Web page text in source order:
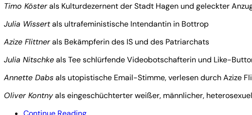
Timo Kösterals Kulturdezernent der Stadt Hagen und geleckter
Julia Wissertals ultrafeministische Intendantin in Bottrop
Azize Flittnerals Bekämpferin des IS und des Patriarchats
Julia Nitschkeals Tee schlürfende Videobotschafterin und Like-
Annette Dabsals utopistische Email-Stimme, verlesen durch Azize
Oliver Kontnyals eingeschüchterter weißer, männlicher,